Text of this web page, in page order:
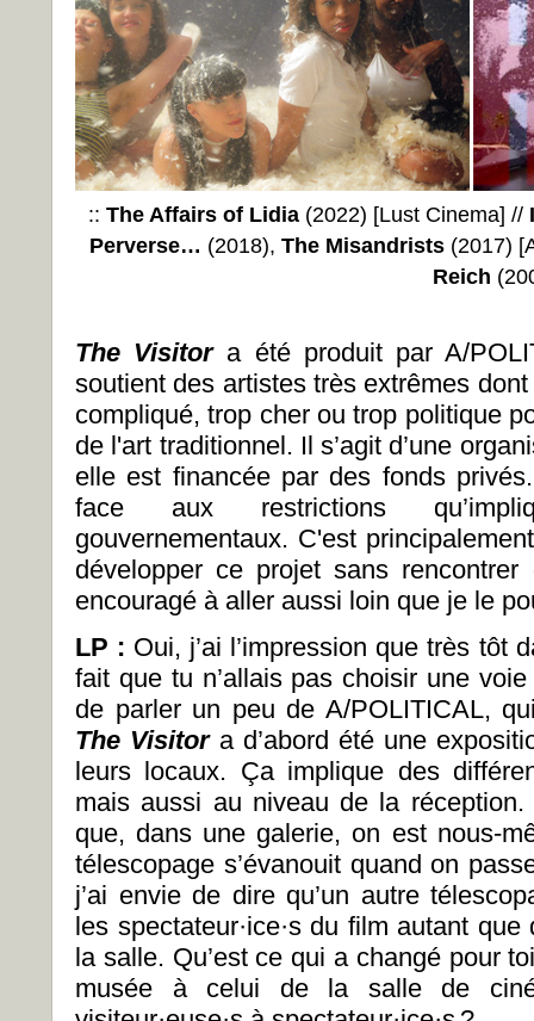
:: The Affairs of Lidia (2022) [Lust Cinema] //
Perverse… (2018), The Misandrists (2017) [
Reich
The Visitor a été produit par A/
soutient des artistes très extrêmes
compliqué, trop cher ou trop politique
de l'art traditionnel. Il s’agit d’une
elle est financée par des fonds
face aux restrictions
gouvernementaux. C'est
développer ce projet sans
encouragé à aller aussi loin que je le
LP : Oui, j’ai l’impression que très tôt
fait que tu n’allais pas choisir une
de parler un peu de A/POLITICAL,
The Visitor a d’abord été une
leurs locaux. Ça implique des
mais aussi au niveau de la
que, dans une galerie, on est nous-
télescopage s’évanouit quand on
j’ai envie de dire qu’un autre
les spectateur·ice·s du film autant
la salle. Qu’est ce qui a changé pour
musée à celui de la salle de